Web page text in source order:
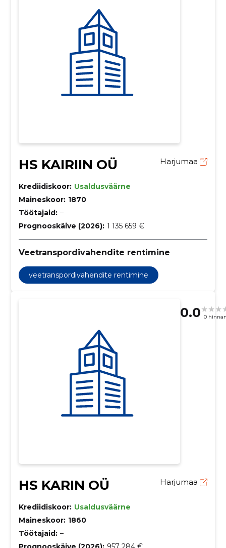
HS KAIRIIN OÜ Harjumaa
Krediidiskoor: Usaldusväärne
Maineskoor: 1870
Töötajaid: –
Prognooskäive (2026): 1 135 659 €
Veetranspordivahendite rentimine
veetranspordivahendite rentimine
0.0 0
HS KARIN OÜ Harjumaa
Krediidiskoor: Usaldusväärne
Maineskoor: 1860
Töötajaid: –